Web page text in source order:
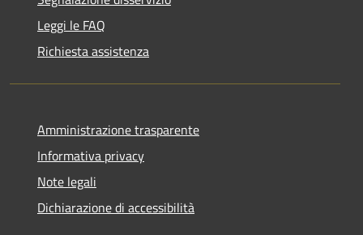
Leggi le FAQ
Richiesta assistenza
Amministrazione trasparente
Informativa privacy
Note legali
Dichiarazione di accessibilità